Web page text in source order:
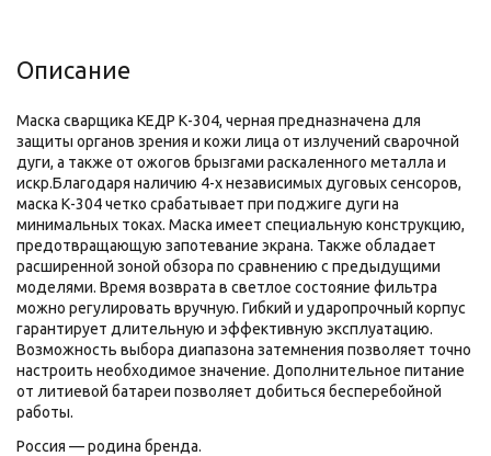
Описание
Маска сварщика КЕДР К-304, черная предназначена для
защиты органов зрения и кожи лица от излучений сварочной
дуги, а также от ожогов брызгами раскаленного металла и
искр.Благодаря наличию 4-х независимых дуговых сенсоров,
маска К-304 четко срабатывает при поджиге дуги на
минимальных токах. Маска имеет специальную конструкцию,
предотвращающую запотевание экрана. Также обладает
расширенной зоной обзора по сравнению с предыдущими
моделями. Время возврата в светлое состояние фильтра
можно регулировать вручную. Гибкий и ударопрочный корпус
гарантирует длительную и эффективную эксплуатацию.
Возможность выбора диапазона затемнения позволяет точно
настроить необходимое значение. Дополнительное питание
от литиевой батареи позволяет добиться бесперебойной
работы.
Россия — родина бренда.